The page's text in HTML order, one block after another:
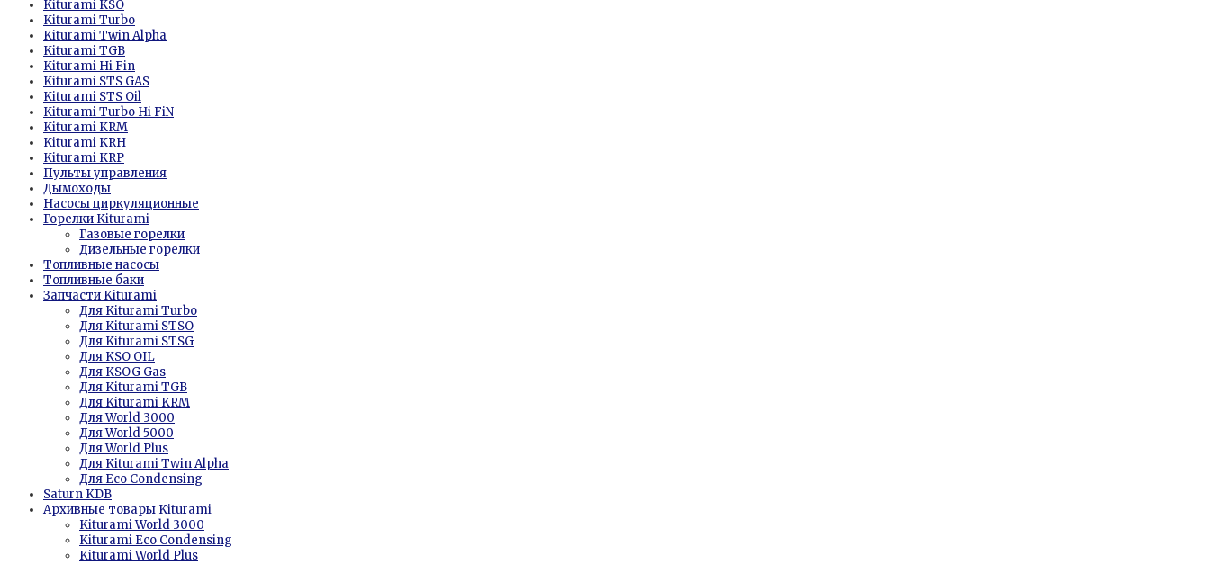
Kiturami KSО
Kiturami Turbo
Kiturami Twin Alpha
Kiturami TGB
Kiturami Hi Fin
Kiturami STS GAS
Kiturami STS Oil
Kiturami Turbo Hi FiN
Kiturami KRM
Kiturami KRH
Kiturami KRP
Пульты управления
Дымоходы
Насосы циркуляционные
Горелки Kiturami
Газовые горелки
Дизельные горелки
Топливные насосы
Топливные баки
Запчасти Kiturami
Для Kiturami Turbo
Для Kiturami STSO
Для Kiturami STSG
Для KSO OIL
Для KSOG Gas
Для Kiturami TGB
Для Kiturami KRM
Для World 3000
Для World 5000
Для World Plus
Для Kiturami Twin Alpha
Для Eco Condensing
Saturn KDB
Архивные товары Kiturami
Kiturami World 3000
Kiturami Eco Condensing
Kiturami World Plus